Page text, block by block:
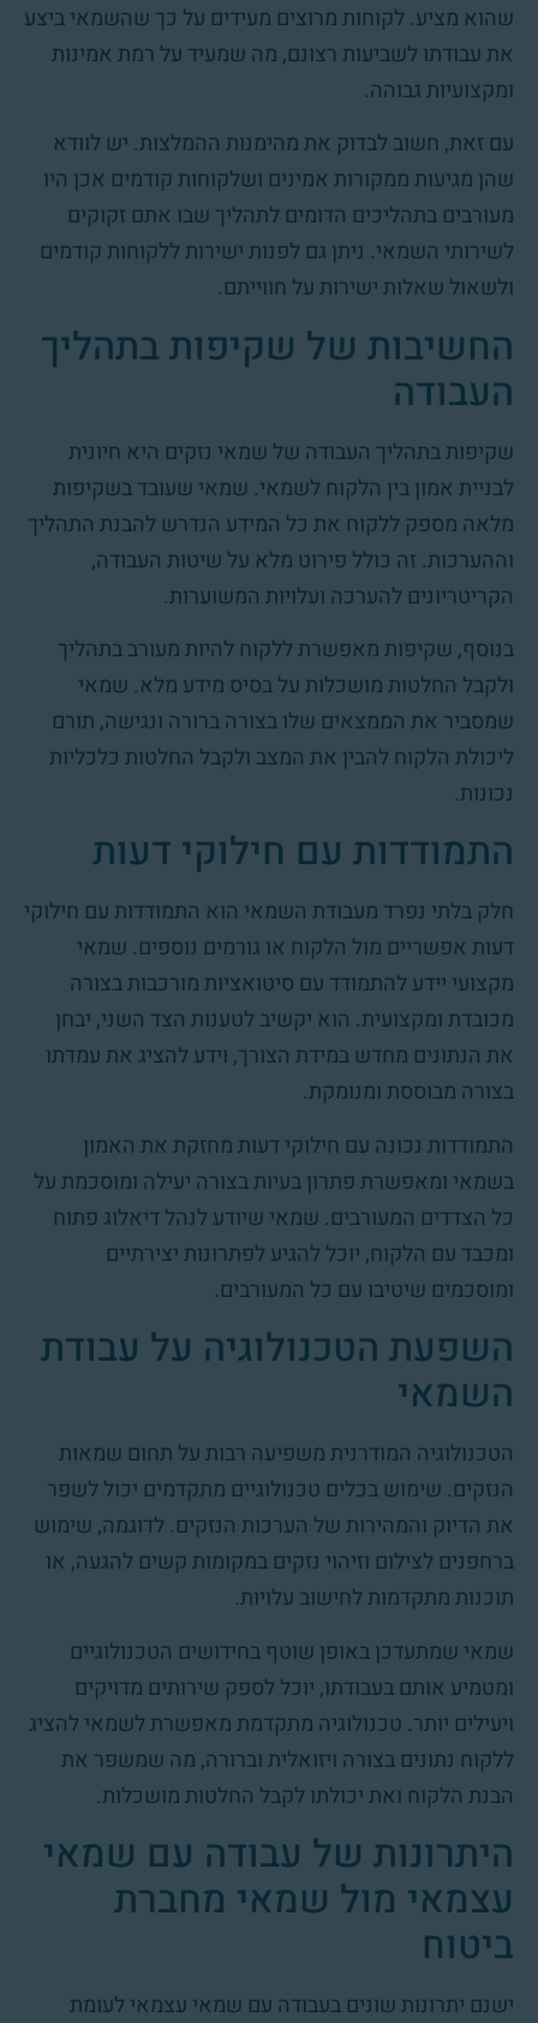
שהוא מציע. לקוחות מרוצים מעידים על כך שהשמאי ביצע
את עבודתו לשביעות רצונם, מה שמעיד על רמת אמינות
ומקצועיות גבוהה.
עם זאת, חשוב לבדוק את מהימנות ההמלצות. יש לוודא
שהן מגיעות ממקורות אמינים ושלקוחות קודמים אכן היו
מעורבים בתהליכים הדומים לתהליך שבו אתם זקוקים
לשירותי השמאי. ניתן גם לפנות ישירות ללקוחות קודמים
ולשאול שאלות ישירות על חווייתם.
החשיבות של שקיפות בתהליך
העבודה
שקיפות בתהליך העבודה של שמאי נזקים היא חיונית
לבניית אמון בין הלקוח לשמאי. שמאי שעובד בשקיפות
מלאה מספק ללקוח את כל המידע הנדרש להבנת התהליך
וההערכות. זה כולל פירוט מלא על שיטות העבודה,
הקריטריונים להערכה ועלויות המשוערות.
בנוסף, שקיפות מאפשרת ללקוח להיות מעורב בתהליך
ולקבל החלטות מושכלות על בסיס מידע מלא. שמאי
שמסביר את הממצאים שלו בצורה ברורה ונגישה, תורם
ליכולת הלקוח להבין את המצב ולקבל החלטות כלכליות
נכונות.
התמודדות עם חילוקי דעות
חלק בלתי נפרד מעבודת השמאי הוא התמודדות עם חילוקי
דעות אפשריים מול הלקוח או גורמים נוספים. שמאי
מקצועי יידע להתמודד עם סיטואציות מורכבות בצורה
מכובדת ומקצועית. הוא יקשיב לטענות הצד השני, יבחן
את הנתונים מחדש במידת הצורך, וידע להציג את עמדתו
בצורה מבוססת ומנומקת.
התמודדות נכונה עם חילוקי דעות מחזקת את האמון
בשמאי ומאפשרת פתרון בעיות בצורה יעילה ומוסכמת על
כל הצדדים המעורבים. שמאי שיודע לנהל דיאלוג פתוח
ומכבד עם הלקוח, יוכל להגיע לפתרונות יצירתיים
ומוסכמים שיטיבו עם כל המעורבים.
השפעת הטכנולוגיה על עבודת
השמאי
הטכנולוגיה המודרנית משפיעה רבות על תחום שמאות
הנזקים. שימוש בכלים טכנולוגיים מתקדמים יכול לשפר
את הדיוק והמהירות של הערכות הנזקים. לדוגמה, שימוש
ברחפנים לצילום וזיהוי נזקים במקומות קשים להגעה, או
תוכנות מתקדמות לחישוב עלויות.
שמאי שמתעדכן באופן שוטף בחידושים הטכנולוגיים
ומטמיע אותם בעבודתו, יוכל לספק שירותים מדויקים
ויעילים יותר. טכנולוגיה מתקדמת מאפשרת לשמאי להציג
ללקוח נתונים בצורה ויזואלית וברורה, מה שמשפר את
הבנת הלקוח ואת יכולתו לקבל החלטות מושכלות.
היתרונות של עבודה עם שמאי
עצמאי מול שמאי מחברת
ביטוח
ישנם יתרונות שונים בעבודה עם שמאי עצמאי לעומת